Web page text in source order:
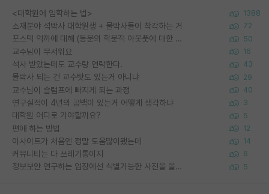
<대학원에 입학하는 법> 1388
소재분야 석박사 대학원생 + 물박사들이 착각하는 거 72
포스텍 억까에 대해 (동문의 학문적 아웃풋에 대한 반박) 50
교수님이 무서워요 16
석사 받았는데도 교수랑 연락한다. 43
물박사 되는 건 교수탓도 있는거 아니냐 29
교수님이 슬럼프에 빠지게 되는 과정 40
연구실적이 4년의 공백이 있는거 어떻게 생각하냐 3
대학원 어디로 가야할까요? 5
편애 하는 방법 12
이사이트가 처음엔 정말 도움많이됐는데 14
커뮤니티는 다 쓰레기통이지 6
정보보안 연구하는 입장에선 식별가능한 사진을 올리는건 비추이긴함 5